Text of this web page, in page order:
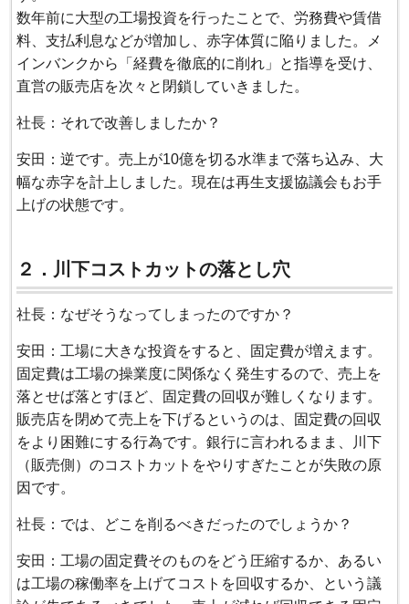
数年前に大型の工場投資を行ったことで、労務費や賃借
料、支払利息などが増加し、赤字体質に陥りました。メ
インバンクから「経費を徹底的に削れ」と指導を受け、
直営の販売店を次々と閉鎖していきました。
社長：それで改善しましたか？
安田：逆です。売上が10億を切る水準まで落ち込み、大
幅な赤字を計上しました。現在は再生支援協議会もお手
上げの状態です。
２．川下コストカットの落とし穴
社長：なぜそうなってしまったのですか？
安田：工場に大きな投資をすると、固定費が増えます。
固定費は工場の操業度に関係なく発生するので、売上を
落とせば落とすほど、固定費の回収が難しくなります。
販売店を閉めて売上を下げるというのは、固定費の回収
をより困難にする行為です。銀行に言われるまま、川下
（販売側）のコストカットをやりすぎたことが失敗の原
因です。
社長：では、どこを削るべきだったのでしょうか？
安田：工場の固定費そのものをどう圧縮するか、あるい
は工場の稼働率を上げてコストを回収するか、という議